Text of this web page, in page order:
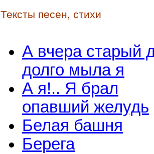
Тексты песен, стихи
А вчера старый
долго мыла я
А я!.. Я брал
опавший желудь
Белая башня
Берега